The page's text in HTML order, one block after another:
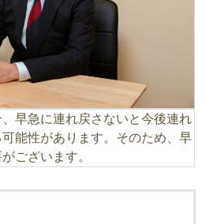
早急に連れ戻さないと今後連れ
能性があります。そのため、早
ございます。